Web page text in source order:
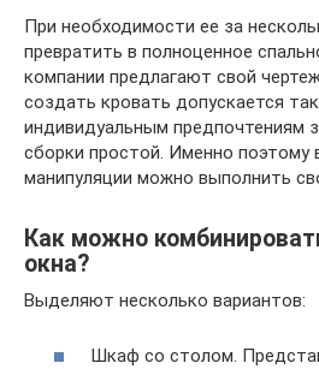
При необходимости ее за
превратить в полноценное
компании предлагают свой
создать кровать допускается
индивидуальным предпочтениям
сборки простой. Именно поэтому
манипуляции можно выполнить
Как можно
окна?
Выделяют несколько вариантов:
Шкаф со столом.